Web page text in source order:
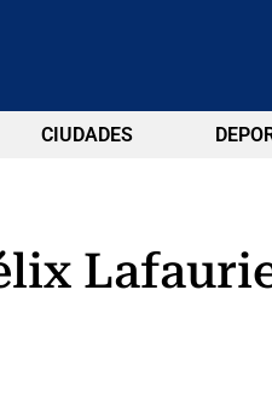
CIUDADES